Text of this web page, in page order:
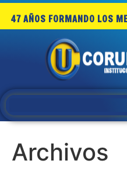
47 AÑOS FORMANDO LOS
Archivos